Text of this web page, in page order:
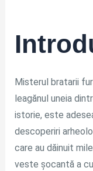
Misterul bratarii
leagănul uneia
istorie, este
descoperiri
care au dăinuit
veste șocantă a